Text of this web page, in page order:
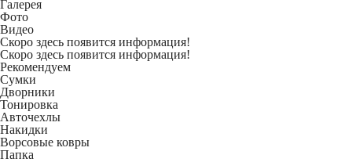
Галерея
Фото
Видео
Скоро здесь появится информация!
Скоро здесь появится информация!
Рекомендуем
Сумки
Дворники
Тонировка
Авточехлы
Накидки
Ворсовые ковры
Папка